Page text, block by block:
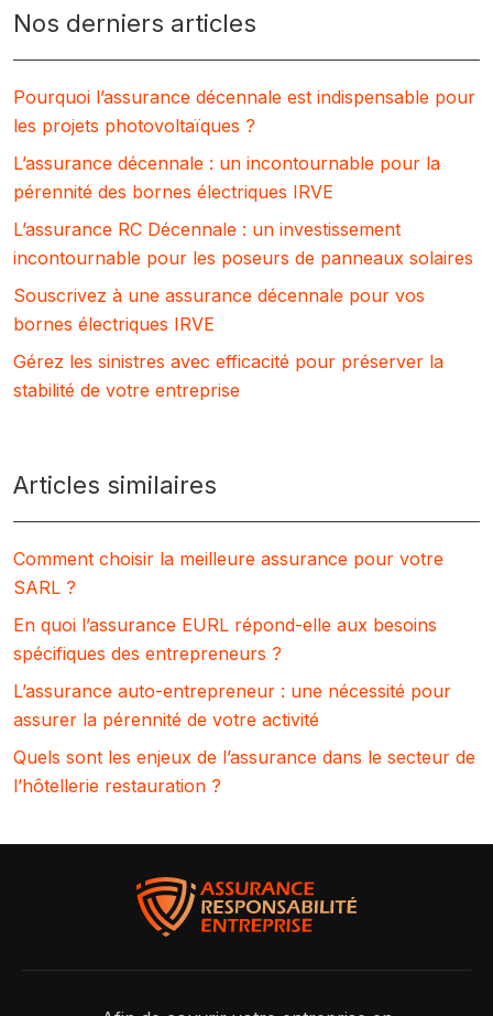
Nos derniers articles
Pourquoi l’assurance décennale est indispensable pour
les projets photovoltaïques ?
L’assurance décennale : un incontournable pour la
pérennité des bornes électriques IRVE
L’assurance RC Décennale : un investissement
incontournable pour les poseurs de panneaux solaires
Souscrivez à une assurance décennale pour vos
bornes électriques IRVE
Gérez les sinistres avec efficacité pour préserver la
stabilité de votre entreprise
Articles similaires
Comment choisir la meilleure assurance pour votre
SARL ?
En quoi l’assurance EURL répond-elle aux besoins
spécifiques des entrepreneurs ?
L’assurance auto-entrepreneur : une nécessité pour
assurer la pérennité de votre activité
Quels sont les enjeux de l’assurance dans le secteur de
l’hôtellerie restauration ?